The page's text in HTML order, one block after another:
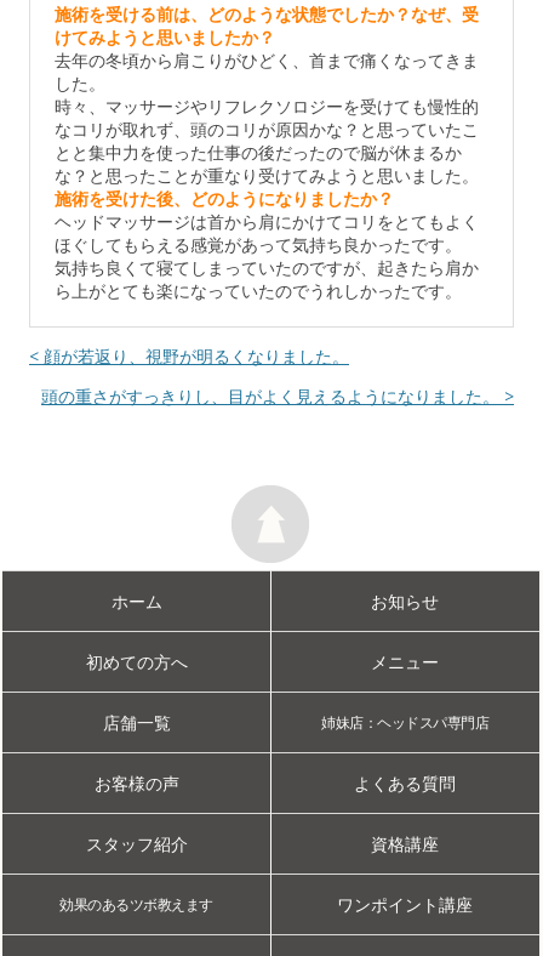
施術を受ける前は、どのような状態でしたか？なぜ、受
けてみようと思いましたか？
去年の冬頃から肩こりがひどく、首まで痛くなってきま
した。
時々、マッサージやリフレクソロジーを受けても慢性的
なコリが取れず、頭のコリが原因かな？と思っていたこ
とと集中力を使った仕事の後だったので脳が休まるか
な？と思ったことが重なり受けてみようと思いました。
施術を受けた後、どのようになりましたか？
ヘッドマッサージは首から肩にかけてコリをとてもよく
ほぐしてもらえる感覚があって気持ち良かったです。
気持ち良くて寝てしまっていたのですが、起きたら肩か
ら上がとても楽になっていたのでうれしかったです。
< 顔が若返り、視野が明るくなりました。
頭の重さがすっきりし、目がよく見えるようになりました。 >
ホーム お知らせ
初めての方へ メニュー
店舗一覧 姉妹店：ヘッドスパ専門店
お客様の声 よくある質問
スタッフ紹介 資格講座
効果のあるツボ教えます ワンポイント講座